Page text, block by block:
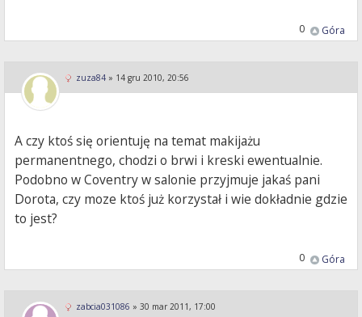
Góra
0
zuza84 » 14 gru 2010, 20:56
A czy ktoś się orientuję na temat makijażu
permanentnego, chodzi o brwi i kreski ewentualnie.
Podobno w Coventry w salonie przyjmuje jakaś pani
Dorota, czy moze ktoś już korzystał i wie dokładnie gdzie
to jest?
Góra
0
zabcia031086 » 30 mar 2011, 17:00